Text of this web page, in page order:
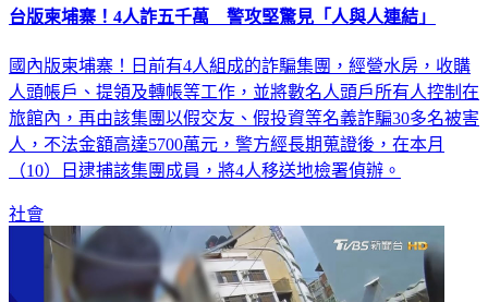
台版柬埔寨！4人詐五千萬 警攻堅驚見「人與人連結」
國內版柬埔寨！日前有4人組成的詐騙集團，經營水房，收購
人頭帳戶、提領及轉帳等工作，並將數名人頭戶所有人控制在
旅館內，再由該集團以假交友、假投資等名義詐騙30多名被害
人，不法金額高達5700萬元，警方經長期蒐證後，在本月
（10）日逮捕該集團成員，將4人移送地檢署偵辦。
社會